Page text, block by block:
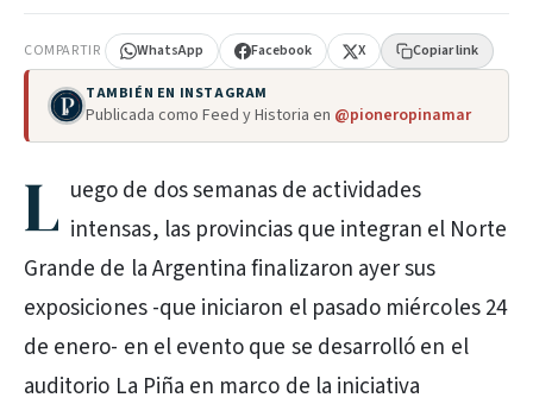
COMPARTIR WhatsApp Facebook X Copiar link
TAMBIÉN EN INSTAGRAM
Publicada como Feed y Historia en @pioneropinamar
L uego de dos semanas de actividades
intensas, las provincias que integran el Norte
Grande de la Argentina finalizaron ayer sus
exposiciones -que iniciaron el pasado miércoles 24
de enero- en el evento que se desarrolló en el
auditorio La Piña en marco de la iniciativa